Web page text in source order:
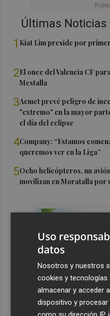
Últimas Noticias
1 Kiat Lim preside por
2El once del Valencia CF
Mestalla
3Aemet prevé peligro de
"extremo" en la mayor
el día del eclipse
4Company: “Estamos
queremos ver en la Liga”
5Ocho helicópteros, un
movilizan en Moratalla por
Uso
datos
Nosotros y nuestros
cookies y tecnologías
almacenar y acceder
dispositivo y